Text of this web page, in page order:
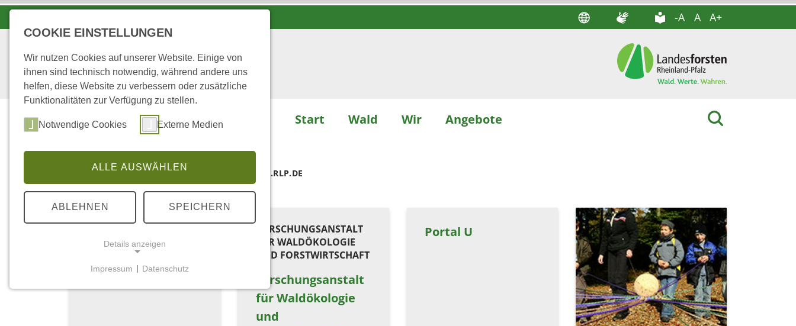
-A A A+
Start Wald Wir Angebote
STARTSEITE ... LINKS AUSSERHALB WALD.RLP.DE
FORSCHUNGSANSTALT
FÜR WALDÖKOLOGIE
UND FORSTWIRTSCHAFT
Forschungsanstalt
für Waldökologie
und
Portal U
COOKIE EINSTELLUNGEN
Wir nutzen Cookies auf unserer Website. Einige von
ihnen sind technisch notwendig, während andere uns
helfen, diese Website zu verbessern oder zusätzliche
Funktionalitäten zur Verfügung zu stellen.
Notwendige Cookies Externe Medien
ALLE AUSWÄHLEN
ABLEHNEN SPEICHERN
Details anzeigen
Impressum | Datenschutz